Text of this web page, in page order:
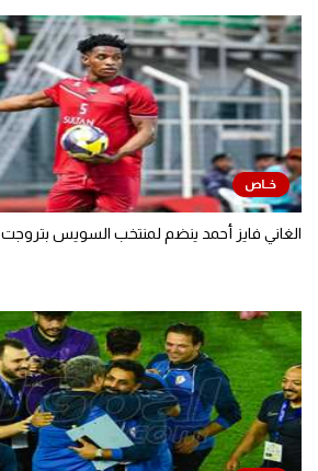
الغاني فايز أحمد ينضم لمنتخب السويس بتروجت